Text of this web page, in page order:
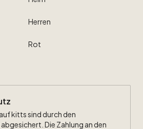
Herren
Rot
kitts sind durch den
Die Zahlung an den